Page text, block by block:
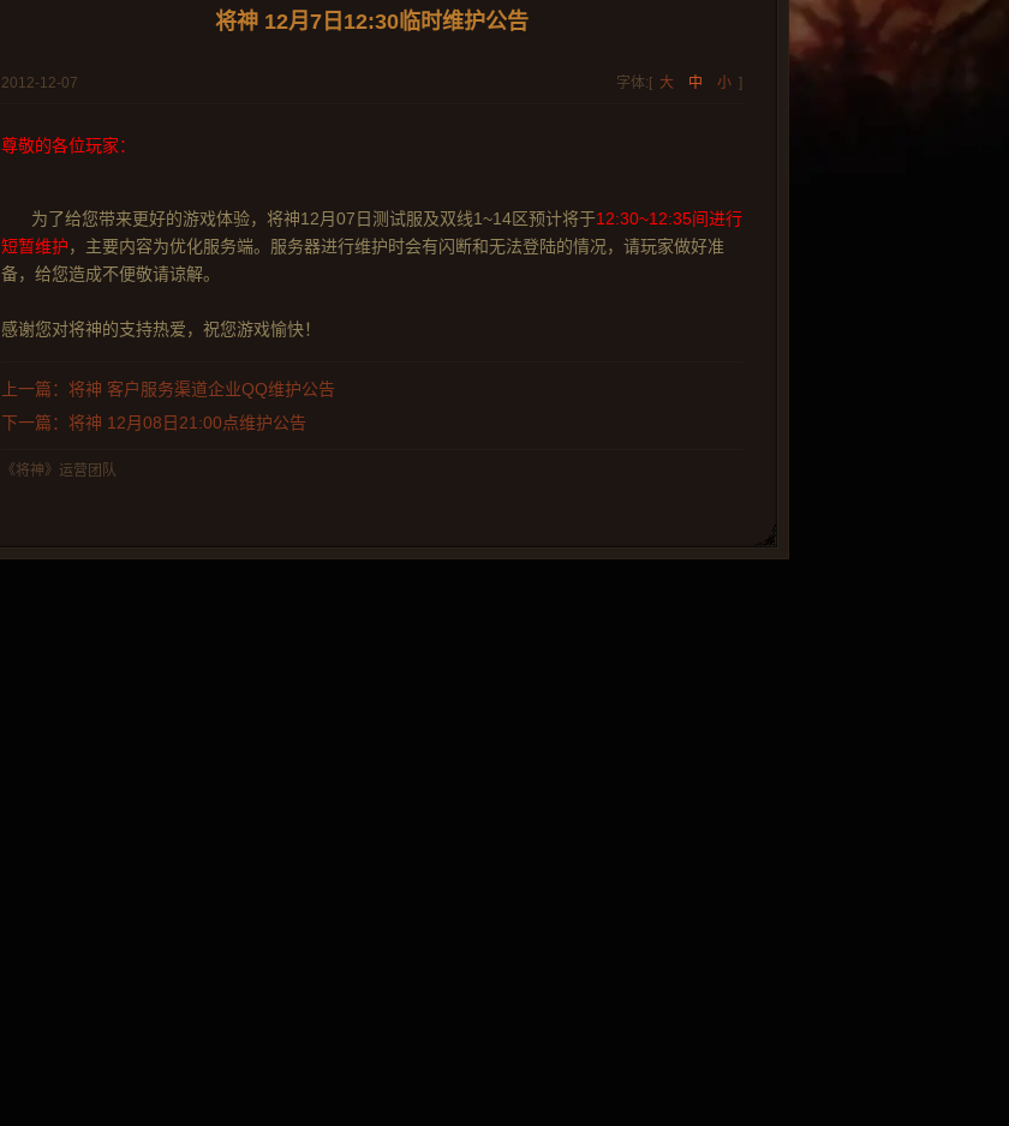
将神 12月7日12:30临时维护公告
2012-12-07 字体:[ 大 中 小 ]
尊敬的各位玩家：
为了给您带来更好的游戏体验，将神12月07日测试服及双线1~14区预计将于12:30~12:35间进行
短暂维护，主要内容为优化服务端。服务器进行维护时会有闪断和无法登陆的情况，请玩家做好准
备，给您造成不便敬请谅解。
感谢您对将神的支持热爱，祝您游戏愉快！
上一篇：将神 客户服务渠道企业QQ维护公告
下一篇：将神 12月08日21:00点维护公告
《将神》运营团队